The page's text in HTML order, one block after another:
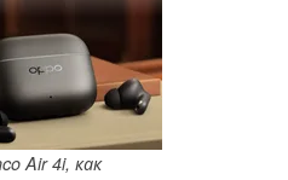
Air 4i, как